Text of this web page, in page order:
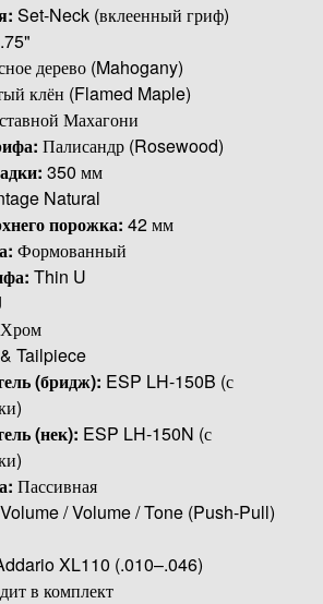
Set-Neck (вклеенный гриф)
дерево (Mahogany)
клён (Flamed Maple)
Махагони
Палисандр (Rosewood)
350 мм
Natural
порожка: 42 мм
Формованный
Thin U
Хром
Tailpiece
(бридж): ESP LH-150B (с
(нек): ESP LH-150N (с
Пассивная
Volume / Volume / Tone (Push-Pull)
XL110 (.010–.046)
в комплект